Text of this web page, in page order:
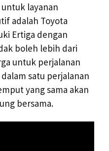
layanan
adalah Toyota
Ertiga dengan
boleh lebih dari
untuk perjalanan
satu perjalanan
yang sama akan
bersama.